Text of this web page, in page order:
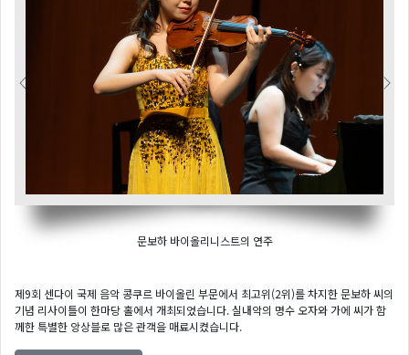
문보하 바이올리니스트의 연주
Previous Next
제9회 센다이 국제 음악 콩쿠르 바이올린 부문에서 최고위(2위)를 차지한 문보하 씨의
기념 리사이틀이 한마당 홀에서 개최되었습니다. 실내악의 명수 오자와 가에 씨가 함
께한 특별한 앙상블로 많은 관객을 매료시켰습니다.